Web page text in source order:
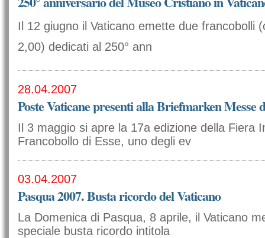
Il 12 giugno il Vaticano emette due francobolli
2,00) dedicati al 250° ann
28.04.2007
Poste Vaticane presenti alla Briefmarken Messe
Il 3 maggio si apre la 17a edizione della Fiera
Francobollo di Esse, uno degli ev
03.04.2007
Pasqua 2007. Busta ricordo del Vaticano
La Domenica di Pasqua, 8 aprile, il Vaticano
speciale busta ricordo intitola